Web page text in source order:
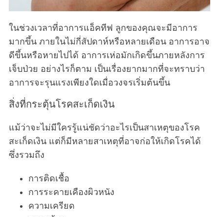
ในช่วงเวลาที่อาการแอ็คทีฟ ลูกของคุณจะมีอาการ
มากขึ้น ภายในไม่กี่สัปดาห์หรือหลายเดือน อาการอาจ
ดีขึ้นหรือหายไปได้ อาการเห่อมักเกิดขึ้นภายหลังการ
เจ็บป่วย อย่างไรก็ตาม เป็นเรื่องยากมากที่จะทราบว่า
อาการจะรุนแรงเพียงใดเมื่อวงจรเริ่มต้นขึ้น
สิ่งที่กระตุ้นโรคสะเก็ดเงิน
แม้ว่าจะไม่มีใครรู้แน่ชัดว่าอะไรเป็นสาเหตุของโรค
สะเก็ดเงิน แต่ก็มีหลายสาเหตุที่อาจก่อให้เกิดโรคได้
ซึ่งรวมถึง
การติดเชื้อ
การระคายเคืองผิวหนัง
ความเครียด